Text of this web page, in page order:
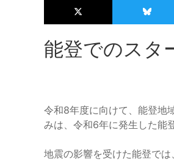
能登でのスタ
令和8年度に向けて、能登地
みは、令和6年に発生した能
地震の影響を受けた能登で